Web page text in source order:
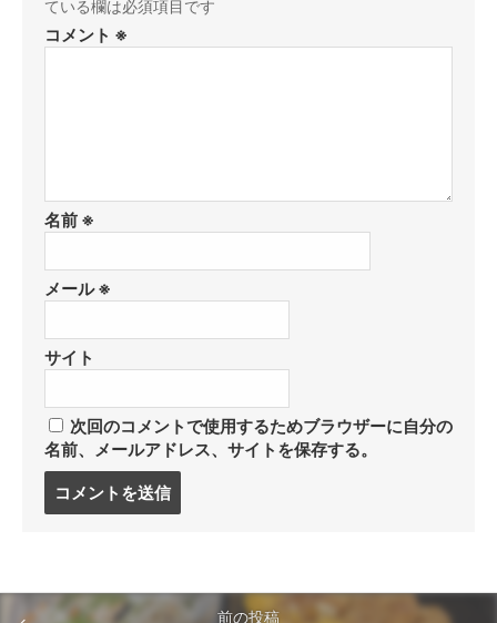
ている欄は必須項目です
コメント ※
名前 ※
メール※
サイト
次回のコメントで使用するためブラウザーに自分の
名前、メールアドレス、サイトを保存する。
る
前の投稿